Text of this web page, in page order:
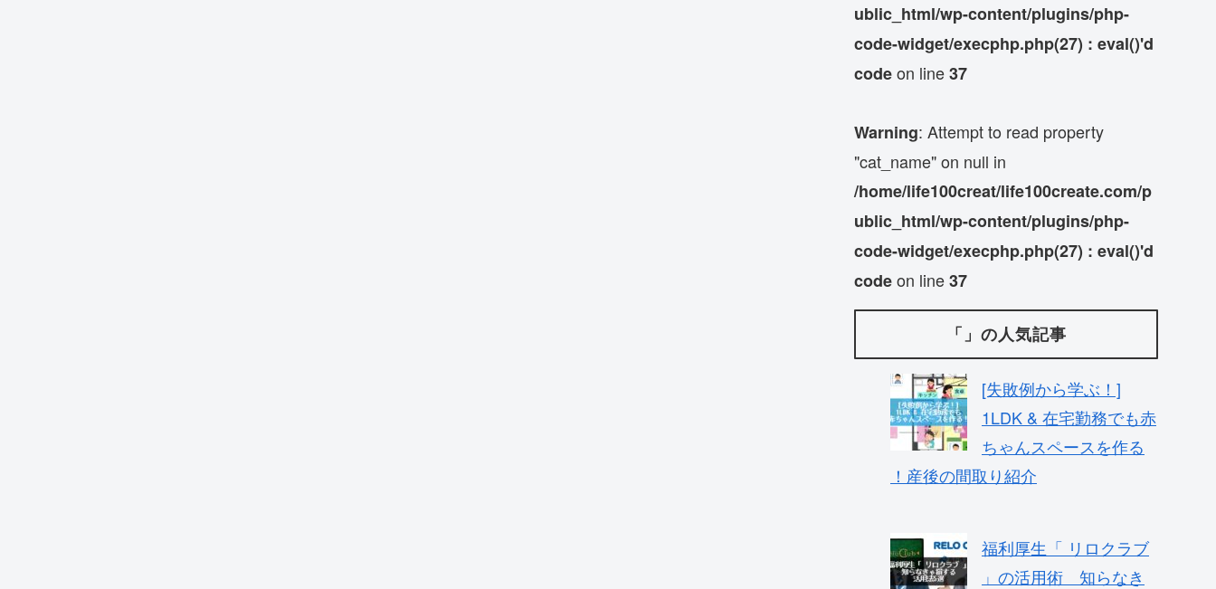
ublic_html/wp-content/plugins/php-
code-widget/execphp.php(27) : eval()'d
codeon line37
Warning: Attempt to read property
"cat_name" on null in
/home/life100creat/life100create.com/p
ublic_html/wp-content/plugins/php-
code-widget/execphp.php(27) : eval()'d
codeon line37
「」の人気記事
[失敗例から学ぶ！]
1LDK & 在宅勤務でも赤
ちゃんスペースを作る
！産後の間取り紹介
福利厚生「 リロクラブ
」の活用術 知らなき